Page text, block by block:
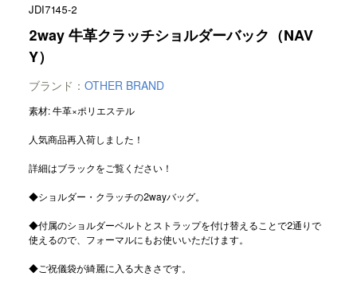
JDI7145-2
2way 牛革クラッチショルダーバック（NAV
Y）
ブランド： OTHER BRAND
素材: 牛革×ポリエステル
人気商品再入荷しました！
詳細はブラックをご覧ください！
◆ショルダー・クラッチの2wayバッグ。
◆付属のショルダーベルトとストラップを付け替えることで2通りで
使えるので、フォーマルにもお使いいただけます。
◆ご祝儀袋が綺麗に入る大きさです。